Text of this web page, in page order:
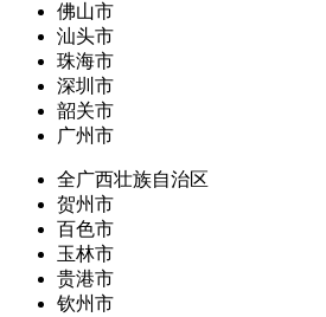
佛山市
汕头市
珠海市
深圳市
韶关市
广州市
全广西壮族自治区
贺州市
百色市
玉林市
贵港市
钦州市